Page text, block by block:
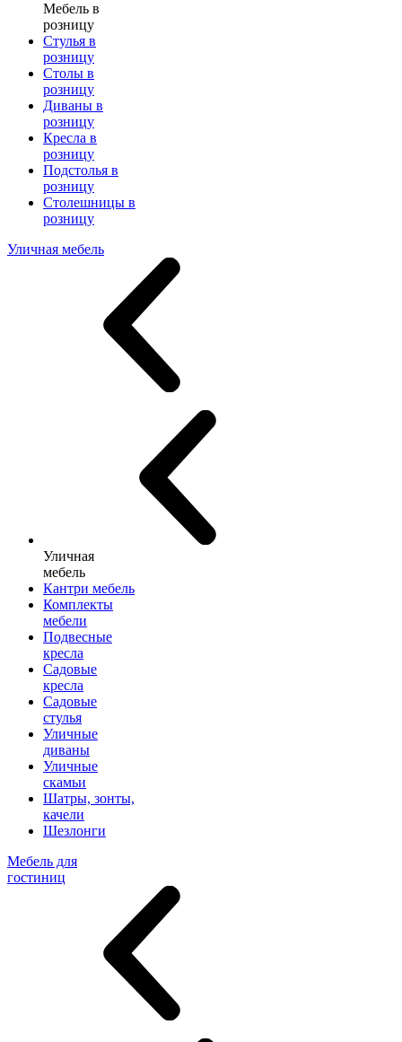
Мебель в
розницу
Стулья в
розницу
Столы в
розницу
Диваны в
розницу
Кресла в
розницу
Подстолья в
розницу
Столешницы в
розницу
Уличная мебель
Уличная
мебель
Кантри мебель
Комплекты
мебели
Подвесные
кресла
Садовые
кресла
Садовые
стулья
Уличные
диваны
Уличные
скамьи
Шатры, зонты,
качели
Шезлонги
Мебель для
гостиниц